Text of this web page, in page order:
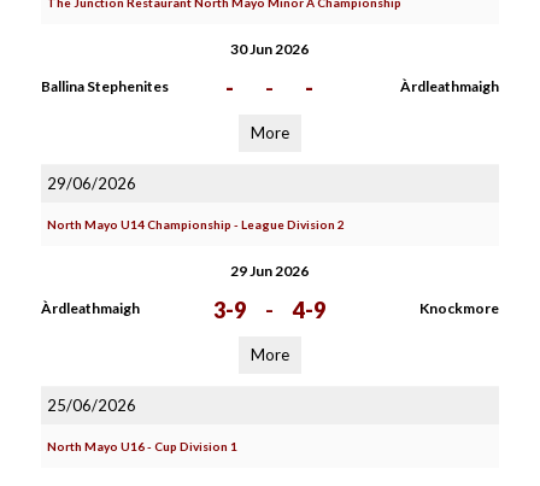
30 Jun 2026
Ballina Stephenites - - - Àrdleathmaigh
More
29/06/2026
North Mayo U14 Championship - League Division 2
29 Jun 2026
Àrdleathmaigh 3-9 - 4-9 Knockmore
More
25/06/2026
North Mayo U16 - Cup Division 1